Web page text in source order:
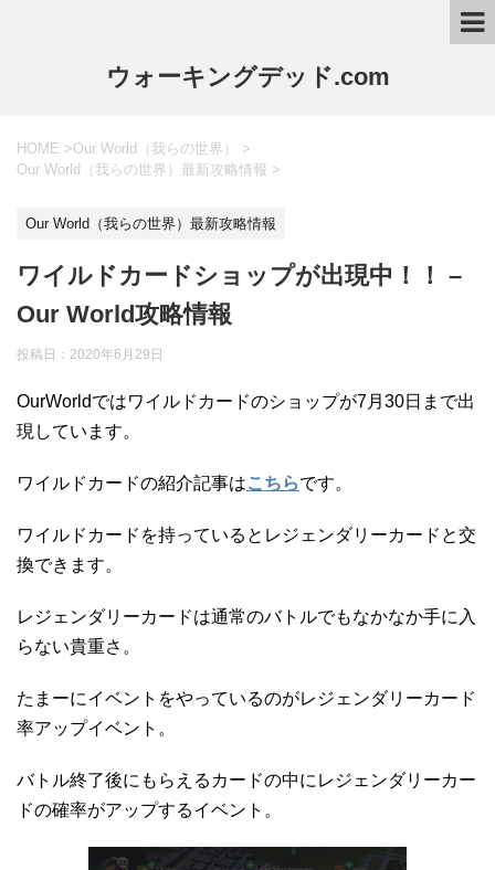
ウォーキングデッド.com
HOME >Our World（我らの世界）
>
Our World（我らの世界）最新攻略情報 >
Our World（我らの世界）最新攻略情報
ワイルドカードショップが出現中！！ –
Our World攻略情報
投稿日： 2020年6月29日
OurWorldではワイルドカードのショップが7月30日まで出
現しています。
ワイルドカードの紹介記事はこちらです。
ワイルドカードを持っているとレジェンダリーカードと交
換できます。
レジェンダリーカードは通常のバトルでもなかなか手に入
らない貴重さ。
たまーにイベントをやっているのがレジェンダリーカード
率アップイベント。
バトル終了後にもらえるカードの中にレジェンダリーカー
ドの確率がアップするイベント。